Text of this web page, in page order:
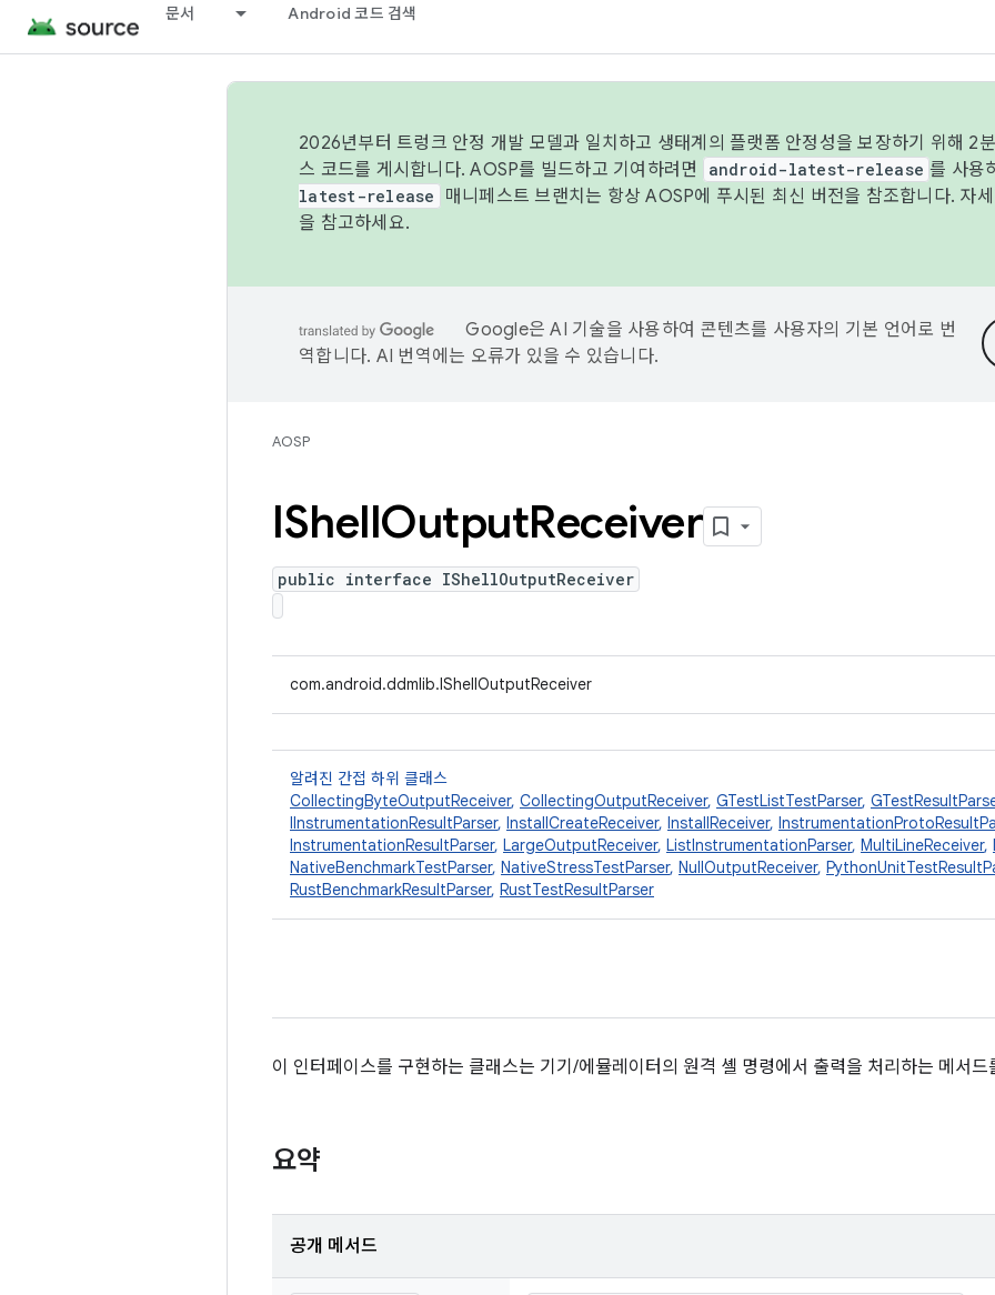
문서 Android 코드 검색
2026년부터 트렁크 안정 개발 모델과 일치하고 생태계의 플랫폼 안정성을 보장하기 위해 2
스 코드를 게시합니다. AOSP를 빌드하고 기여하려면
android-latest-release 를 사용
latest-release
매니페스트 브랜치는 항상 AOSP에 푸시된 최신 버전을 참조합니다. 자
을 참고하세요.
Google은 AI 기술을 사용하여 콘텐츠를 사용자의 기본 언어로 번
역합니다. AI 번역에는 오류가 있을 수 있습니다.
AOSP
IShellOutputReceiver
public interface IShellOutputReceiver
com.android.ddmlib.IShellOutputReceiver
알려진 간접 하위 클래스
CollectingByteOutputReceiver, CollectingOutputReceiver, GTestListTestParser,
IInstrumentationResultParser, InstallCreateReceiver, InstallReceiver,
InstrumentationResultParser, LargeOutputReceiver, ListInstrumentationParser, MultiLineReceiver,
NativeBenchmarkTestParser, NativeStressTestParser, NullOutputReceiver,
RustBenchmarkResultParser, RustTestResultParser
이 인터페이스를 구현하는 클래스는 기기/에뮬레이터의 원격 셸 명령에서 출력을 처리하는 메서드
요약
공개 메서드